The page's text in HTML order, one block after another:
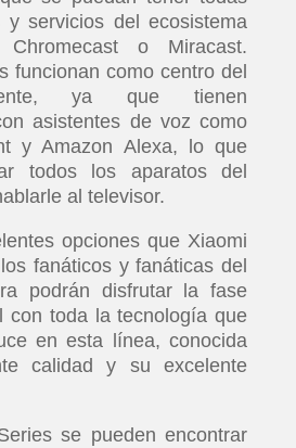
y servicios del ecosistema
Chromecast o Miracast.
funcionan como centro del
ya que tienen
asistentes de voz como
y Amazon Alexa, lo que
todos los aparatos del
al televisor.
opciones que Xiaomi
fanáticos y fanáticas del
podrán disfrutar la fase
con toda la tecnología que
en esta línea, conocida
calidad y su excelente
se pueden encontrar